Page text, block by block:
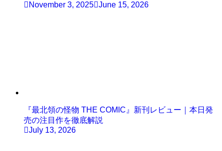
November 3, 2025 June 15, 2026
『最北領の怪物 THE COMIC』新刊レビュー｜本日発
売の注目作を徹底解説
July 13, 2026